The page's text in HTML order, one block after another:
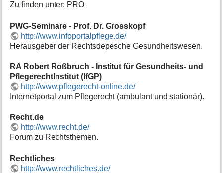
Zu finden unter: PRO
PWG-Seminare - Prof. Dr. Grosskopf
http://www.infoportalpflege.de/
Herausgeber der Rechtsdepesche Gesundheitswesen.
RA Robert Roßbruch - Institut für Gesundheits- und
PflegerechtInstitut (IfGP)
http://www.pflegerecht-online.de/
Internetportal zum Pflegerecht (ambulant und stationär).
Recht.de
http://www.recht.de/
Forum zu Rechtsthemen.
Rechtliches
http://www.rechtliches.de/